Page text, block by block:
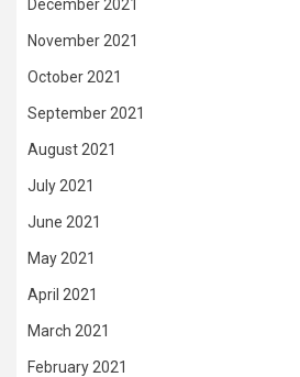
December 2021
November 2021
October 2021
September 2021
August 2021
July 2021
June 2021
May 2021
April 2021
March 2021
February 2021